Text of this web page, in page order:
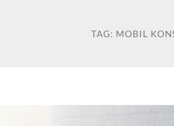
TAG: MOBIL